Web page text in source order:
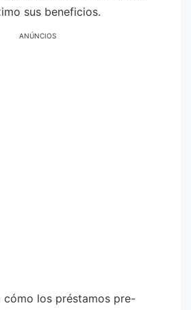
sus beneficios.
ANÚNCIOS
los préstamos pre-